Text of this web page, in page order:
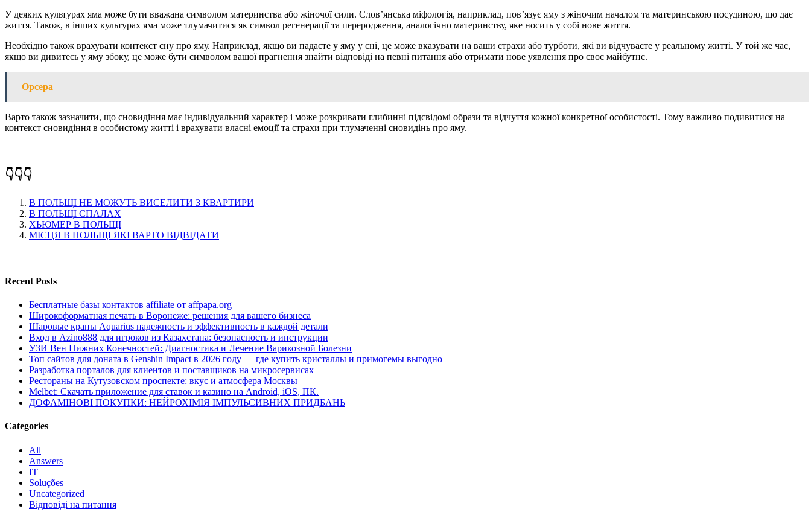
У деяких культурах яма може бути вважана символом материнства або жіночої сили. Слов’янська міфологія, наприклад, пов’язує яму з жіночим началом та материнською посудиною, що дає
життя. Також, в інших культурах яма може тлумачитися як символ регенерації та переродження, аналогічно материнству, яке носить у собі нове життя.
Необхідно також врахувати контекст сну про яму. Наприклад, якщо ви падаєте у яму у сні, це може вказувати на ваши страхи або турботи, які ви відчуваєте у реальному житті. У той же час,
якщо ви дивитесь у яму збоку, це може бути символом вашої прагнення знайти відповіді на певні питання або отримати нове уявлення про своє майбутнє.
Орсера
Варто також зазначити, що сновидіння має індивідуальний характер і може розкривати глибинні підсвідомі образи та відчуття кожної конкретної особистості. Тому важливо подивитися на
контекст сновидіння в особистому житті і врахувати власні емоції та страхи при тлумаченні сновидінь про яму.
👇👇👇
В ПОЛЬЩІ НЕ МОЖУТЬ ВИСЕЛИТИ З КВАРТИРИ
В ПОЛЬЩІ СПАЛАХ
ХЬЮМЕР В ПОЛЬЩІ
МІСЦЯ В ПОЛЬЩІ ЯКІ ВАРТО ВІДВІДАТИ
Recent Posts
Бесплатные базы контактов affiliate от affpapa.org
Широкоформатная печать в Воронеже: решения для вашего бизнеса
Шаровые краны Aquarius надежность и эффективность в каждой детали
Вход в Azino888 для игроков из Казахстана: безопасность и инструкции
УЗИ Вен Нижних Конечностей: Диагностика и Лечение Варикозной Болезни
Топ сайтов для доната в Genshin Impact в 2026 году — где купить кристаллы и примогемы выгодно
Разработка порталов для клиентов и поставщиков на микросервисах
Рестораны на Кутузовском проспекте: вкус и атмосфера Москвы
Melbet: Скачать приложение для ставок и казино на Android, iOS, ПК.
ДОФАМІНОВІ ПОКУПКИ: НЕЙРОХІМІЯ ІМПУЛЬСИВНИХ ПРИДБАНЬ
Categories
All
Answers
IT
Soluções
Uncategorized
Відповіді на питання